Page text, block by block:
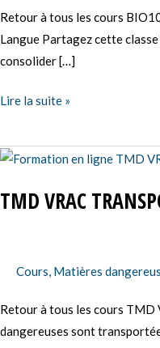
Retour à tous les cours
Langue Partagez cette
consolider […]
Lire la suite »
TMD VRAC
Cours, Matières
Retour à tous les cours TMD
dangereuses sont
TMD
Transport
dangereuses